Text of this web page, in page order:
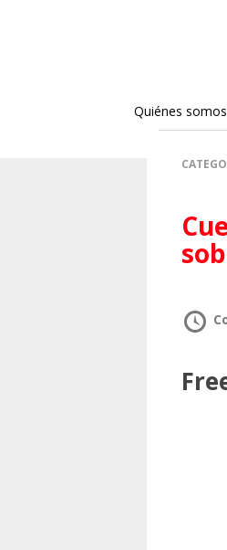
Quiénes somos
Cuerpo y desmesura. Notas descoloniales